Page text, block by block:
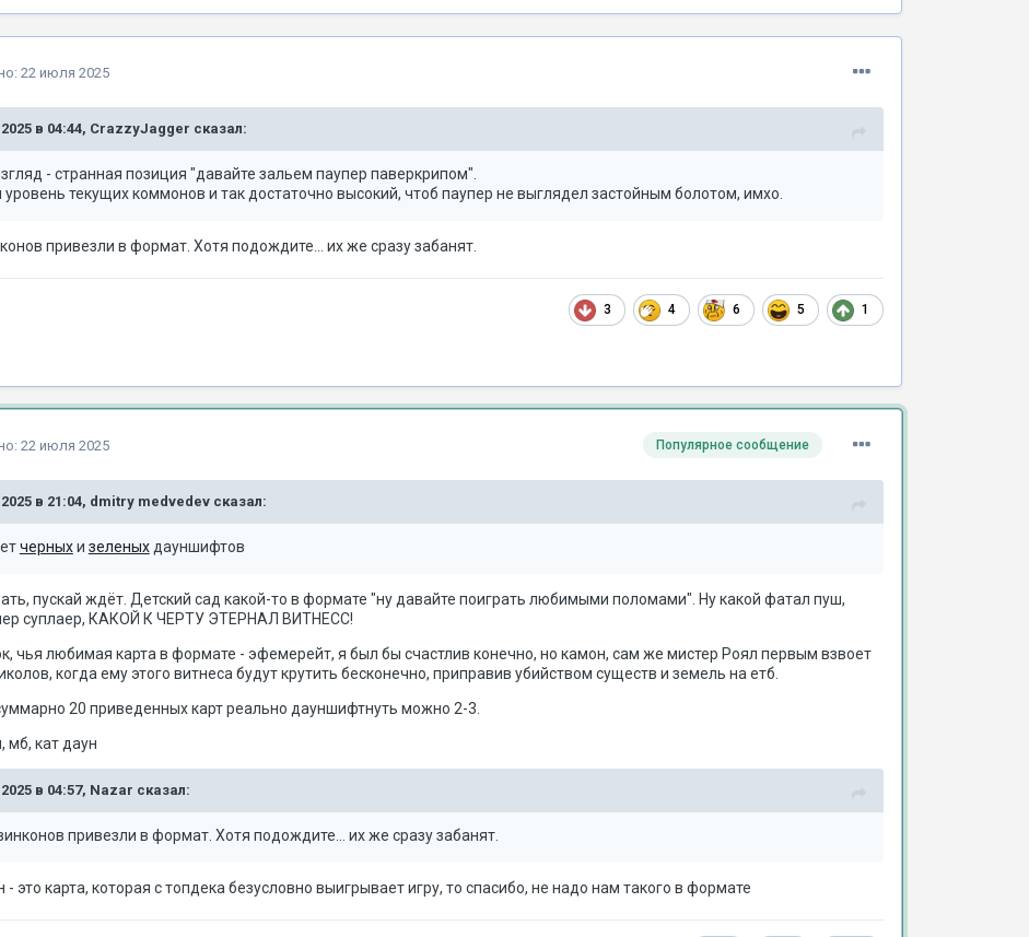
22 июля 2025
в 04:44, CrazzyJagger сказал:
- странная позиция "давайте зальем паупер паверкрипом".
текущих коммонов и так достаточно высокий, чтоб паупер не выглядел застойным болотом, имхо.
привезли в формат. Хотя подождите… их же сразу забанят.
3 4 6 5 1
Популярное сообщение
22 июля 2025
в 21:04, dmitry medvedevсказал:
черныхи зеленыхдауншифтов
пускай ждёт. Детский сад какой-то в формате "ну давайте поиграть любимыми поломами". Ну какой фатал пуш,
суплаер, КАКОЙ К ЧЕРТУ ЭТЕРНАЛ ВИТНЕСС!
чья любимая карта в формате - эфемерейт, я был бы счастлив конечно, но камон, сам же мистер Роял первым взвоет
когда ему этого витнеса будут крутить бесконечно, приправив убийством существ и земель на етб.
20 приведенных карт реально дауншифтнуть можно 2-3.
мб, кат даун
в 04:57, Nazar сказал:
привезли в формат. Хотя подождите… их же сразу забанят.
- это карта, которая с топдека безусловно выигрывает игру, то спасибо, не надо нам такого в формате